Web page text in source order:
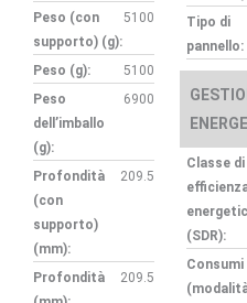
Peso (con
supporto) (g):
5100
Peso (g):
5100
Peso
dell’imballo
(g):
6900
Profondità
(con
supporto)
(mm):
209.5
Profondità
209.5
Tipo di
pannello:
Classe di
(SDR):
Consumi